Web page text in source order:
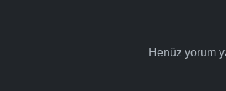
Henüz yorum